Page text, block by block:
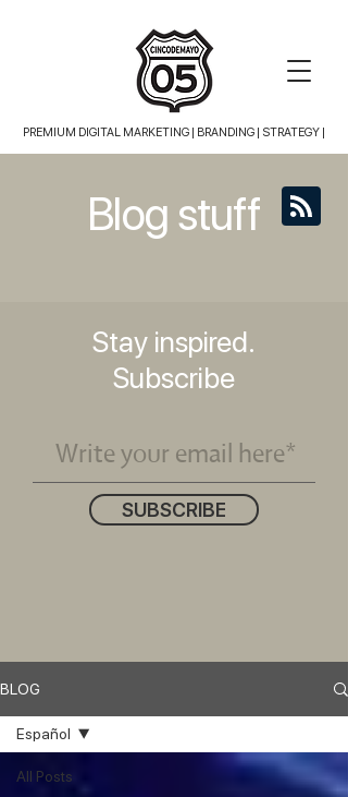
PREMIUM DIGITAL MARKETING | BRANDING | STRATEGY |
Blog stuff
Stay inspired.
Subscribe
SUBSCRIBE
BLOG
All Posts
Español